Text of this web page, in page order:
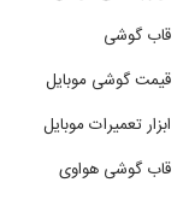
قاب گوشی
قیمت گوشی موبایل
ابزار تعمیرات موبایل
قاب گوشی هواوی